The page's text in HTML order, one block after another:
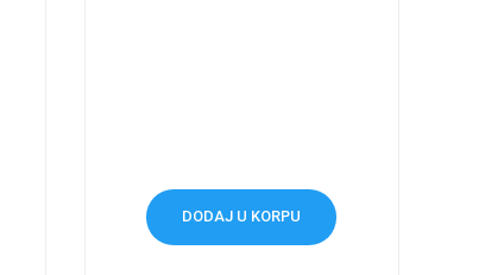
DODAJ U KORPU